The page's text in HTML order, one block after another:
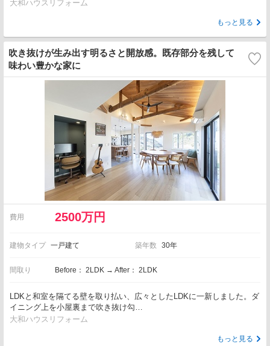
大和ハウスリフォーム
もっと見る
吹き抜けが生み出す明るさと開放感。既存部分を残して
味わい豊かな家に
費用 2500万円
建物タイプ 一戸建て 築年数 30年
間取り Before： 2LDK → After： 2LDK
LDKと和室を隔てる壁を取り払い、広々としたLDKに一新しました。ダ
イニング上を小屋裏まで吹き抜け勾…
大和ハウスリフォーム
もっと見る